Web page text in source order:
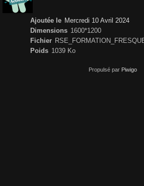
Ajoutée le Mercredi 10 Avril 2024
Dimensions 1600*1200
Fichier
Poids 1039 Ko
Propulsé par Piwigo